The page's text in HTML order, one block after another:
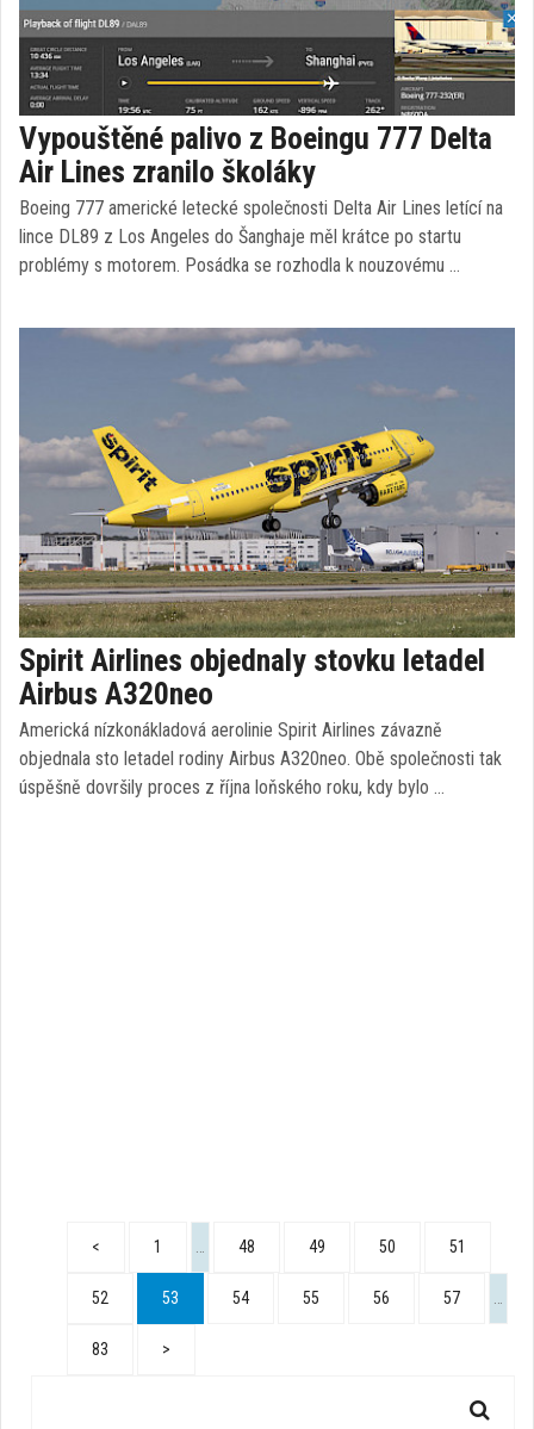
Vypouštěné palivo z Boeingu 777 Delta
Air Lines zranilo školáky
Boeing 777 americké letecké společnosti Delta Air Lines letící na
lince DL89 z Los Angeles do Šanghaje měl krátce po startu
problémy s motorem. Posádka se rozhodla k nouzovému …
Spirit Airlines objednaly stovku letadel
Airbus A320neo
Americká nízkonákladová aerolinie Spirit Airlines závazně
objednala sto letadel rodiny Airbus A320neo. Obě společnosti tak
úspěšně dovršily proces z října loňského roku, kdy bylo …
< 1 48 49 50 51
52 53 54 55 56 57
83 >